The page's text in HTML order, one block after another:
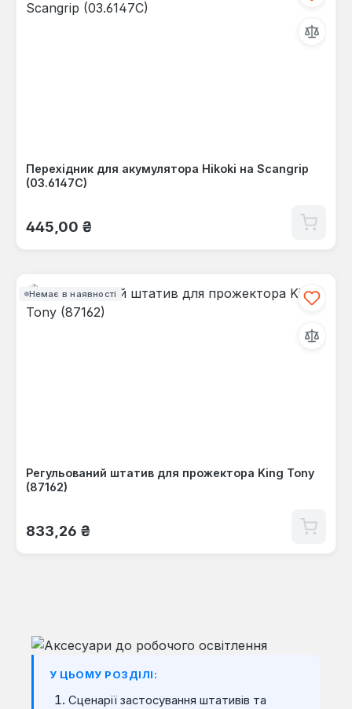
Перехідник для акумулятора Hikoki на Scangrip
(03.6147C)
Звичайна ціна:
445,00 ₴
Немає в наявності
Регульований штатив для прожектора King Tony
(87162)
Звичайна ціна:
833,26 ₴
У ЦЬОМУ РОЗДІЛІ:
Сценарії застосування штативів та